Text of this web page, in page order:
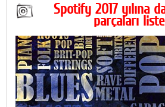
Spotify 2017 yılına
parçaları